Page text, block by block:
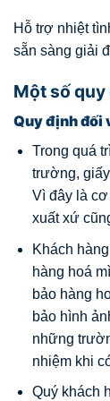
Hỗ trợ nhiệt
sẵn sàng giải
Một số
Quy định đối
Trong quá
trường,
Vì đây là
xuất xứ
Khách
hàng hoá
bảo hàng
bảo hình
những
nhiệm khi
Quý khách